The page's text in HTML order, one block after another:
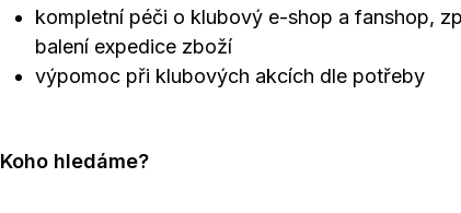
kompletní péči o klubový e-shop a fanshop,
balení expedice zboží
výpomoc při klubových akcích dle potřeby
Koho hledáme?